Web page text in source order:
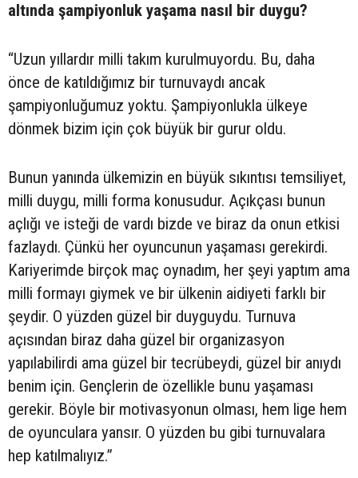
altında şampiyonluk yaşama nasıl bir duygu?
“Uzun yıllardır milli takım kurulmuyordu. Bu, daha
önce de katıldığımız bir turnuvaydı ancak
şampiyonluğumuz yoktu. Şampiyonlukla ülkeye
dönmek bizim için çok büyük bir gurur oldu.
Bunun yanında ülkemizin en büyük sıkıntısı temsiliyet,
milli duygu, milli forma konusudur. Açıkçası bunun
açlığı ve isteği de vardı bizde ve biraz da onun etkisi
fazlaydı. Çünkü her oyuncunun yaşaması gerekirdi.
Kariyerimde birçok maç oynadım, her şeyi yaptım ama
milli formayı giymek ve bir ülkenin aidiyeti farklı bir
şeydir. O yüzden güzel bir duyguydu. Turnuva
açısından biraz daha güzel bir organizasyon
yapılabilirdi ama güzel bir tecrübeydi, güzel bir anıydı
benim için. Gençlerin de özellikle bunu yaşaması
gerekir. Böyle bir motivasyonun olması, hem lige hem
de oyunculara yansır. O yüzden bu gibi turnuvalara
hep katılmalıyız.”